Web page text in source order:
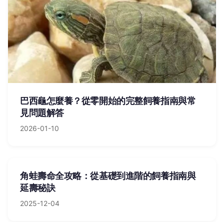
巴西龜怎麼養？從零開始的完整飼養指南與常
見問題解答
2026-01-10
角蛙壽命全攻略：從基礎到進階的飼養指南與
延壽秘訣
2025-12-04